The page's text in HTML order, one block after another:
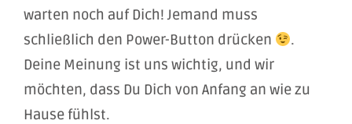
warten noch auf Dich! Jemand muss
schließlich den Power-Button drücken
.
Deine Meinung ist uns wichtig, und wir
möchten, dass Du Dich von Anfang an wie zu
Hause fühlst.